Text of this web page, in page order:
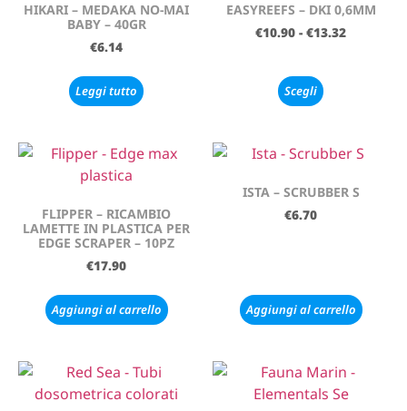
HIKARI – MEDAKA NO-MAI
BABY – 40GR
€6.14
Leggi tutto
EASYREEFS – DKI 0,6MM
€10.90 - €13.32
Scegli
FLIPPER – RICAMBIO
LAMETTE IN PLASTICA PER
EDGE SCRAPER – 10PZ
€17.90
Aggiungi al carrello
ISTA – SCRUBBER S
€6.70
Aggiungi al carrello